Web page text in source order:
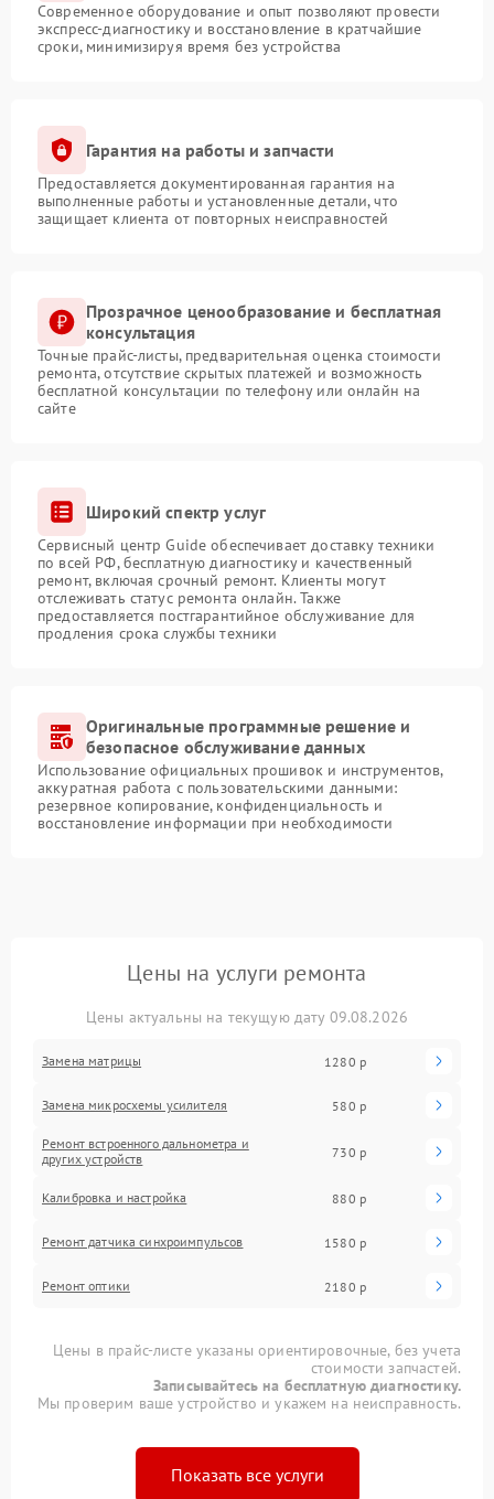
Современное оборудование и опыт позволяют провести
экспресс-диагностику и восстановление в кратчайшие
сроки, минимизируя время без устройства
Гарантия на работы и запчасти
Предоставляется документированная гарантия на
выполненные работы и установленные детали, что
защищает клиента от повторных неисправностей
Прозрачное ценообразование и бесплатная
консультация
Точные прайс-листы, предварительная оценка стоимости
ремонта, отсутствие скрытых платежей и возможность
бесплатной консультации по телефону или онлайн на
сайте
Широкий спектр услуг
Сервисный центр Guide обеспечивает доставку техники
по всей РФ, бесплатную диагностику и качественный
ремонт, включая срочный ремонт. Клиенты могут
отслеживать статус ремонта онлайн. Также
предоставляется постгарантийное обслуживание для
продления срока службы техники
Оригинальные программные решение и
безопасное обслуживание данных
Использование официальных прошивок и инструментов,
аккуратная работа с пользовательскими данными:
резервное копирование, конфиденциальность и
восстановление информации при необходимости
Цены на услуги ремонта
Цены актуальны на текущую дату 09.08.2026
Замена матрицы 1280 р
Замена микросхемы усилителя 580 р
Ремонт встроенного дальнометра и
других устройств
730 р
Калибровка и настройка 880 р
Ремонт датчика синхроимпульсов 1580 р
Ремонт оптики 2180 р
Цены в прайс-листе указаны ориентировочные, без учета
стоимости запчастей.
Записывайтесь на бесплатную диагностику.
Мы проверим ваше устройство и укажем на неисправность.
Показать все услуги